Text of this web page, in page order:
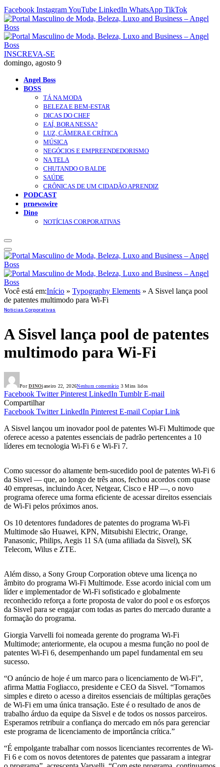
Facebook InstagramYouTube LinkedIn WhatsApp TikTok
INSCREVA-SE
domingo, agosto 9
Angel Boss
BOSS
TÁ NA MODA
BELEZA E BEM-ESTAR
DICAS DO CHEF
EAÍ, BORA NESSA?
LUZ, CÂMERA E CRÍTICA
MÚSICA
NEGÓCIOS E EMPREENDEDORISMO
NA TELA
CHUTANDO O BALDE
SAÚDE
CRÔNICAS DE UM CIDADÃO APRENDIZ
PODCAST
prnewswire
Dino
NOTÍCIAS CORPORATIVAS
Você está em:Início » Typography Elements » A Sisvel lança pool
de patentes multimodo para Wi-Fi
Notícias Corporativas
A Sisvel lança pool de patentes
multimodo para Wi-Fi
Por DINOjaneiro 22, 2026Nenhum comentário 3 Mins lidos
Facebook Twitter Pinterest LinkedIn Tumblr E-mail
Compartilhar
Facebook Twitter LinkedIn Pinterest E-mail Copiar Link
A Sisvel lançou um inovador pool de patentes Wi-Fi Multimode que
oferece acesso a patentes essenciais de padrão pertencentes a 10
líderes em tecnologia Wi-Fi 6 e Wi-Fi 7.
Como sucessor do altamente bem-sucedido pool de patentes Wi-Fi 6
da Sisvel — que, ao longo de três anos, fechou acordos com quase
40 empresas, incluindo Acer, Netgear, Cisco e HP —, o novo
programa oferece uma forma eficiente de acessar direitos essenciais
de Wi-Fi pelos próximos anos.
Os 10 detentores fundadores de patentes do programa Wi-Fi
Multimode são Huawei, KPN, Mitsubishi Electric, Orange,
Panasonic, Philips, Aegis 11 SA (uma afiliada da Sisvel), SK
Telecom, Wilus e ZTE.
Além disso, a Sony Group Corporation obteve uma licença no
âmbito do programa Wi-Fi Multimode. Esse acordo inicial com um
líder e implementador de Wi-Fi sofisticado e globalmente
reconhecido reforça a forte proposta de valor do pool e os esforços
da Sisvel para se engajar com todas as partes do mercado durante a
formação do programa.
Giorgia Varvelli foi nomeada gerente do programa Wi-Fi
Multimode; anteriormente, ela ocupou a mesma função no pool de
patentes Wi-Fi 6, desempenhando um papel fundamental em seu
sucesso.
“O anúncio de hoje é um marco para o licenciamento de Wi-Fi”,
afirma Mattia Fogliacco, presidente e CEO da Sisvel. “Tornamos
simples e direto o acesso a direitos essenciais de múltiplas gerações
de Wi-Fi em uma única transação. Este é o resultado de anos de
trabalho árduo da equipe da Sisvel e de todos os nossos parceiros.
Esperamos retribuir a confiança do mercado em nós para gerenciar
este programa de licenciamento de importância crítica.”
“É empolgante trabalhar com nossos licenciantes recorrentes de Wi-
Fi 6 e com os novos detentores de patentes que passaram a integrar